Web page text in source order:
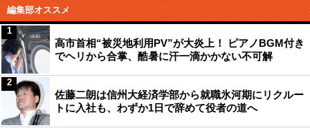
編集部オススメ
高市首相“被災地利用PV”が大炎上！ ピアノBGM付き
でヘリから合掌、酷暑に汗一滴かかない不可解
1
佐藤二朗は信州大経済学部から就職氷河期にリクルー
トに入社も、わずか1日で辞めて役者の道へ
2